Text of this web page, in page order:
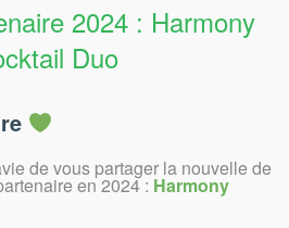
2024 : Harmony
Duo
de vous partager la nouvelle de
en 2024 : Harmony